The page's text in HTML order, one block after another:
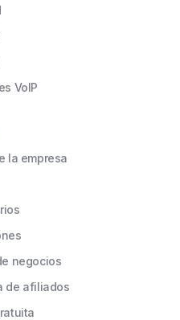
VoIP
la empresa
negocios
de afiliados